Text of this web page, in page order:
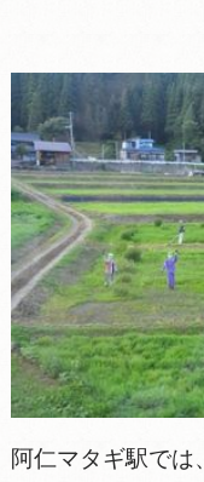
阿仁マタギ駅では